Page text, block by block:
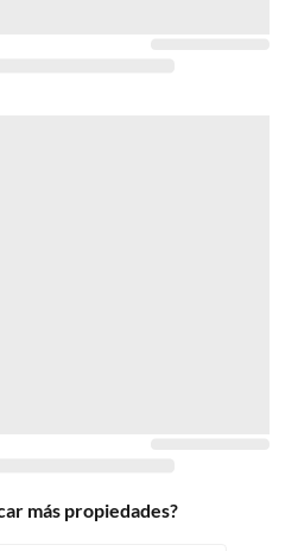
más propiedades?